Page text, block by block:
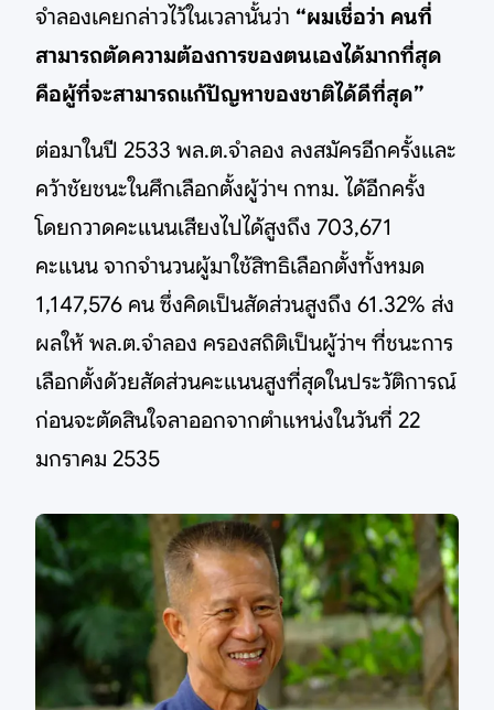
จำลองเคยกล่าวไว้ในเวลานั้นว่า “ผมเชื่อว่า คนที่
สามารถตัดความต้องการของตนเองได้มากที่สุด
คือผู้ที่จะสามารถแก้ปัญหาของชาติได้ดีที่สุด”
ต่อมาในปี 2533 พล.ต.จำลอง ลงสมัครอีกครั้งและ
คว้าชัยชนะในศึกเลือกตั้งผู้ว่าฯ กทม. ได้อีกครั้ง
โดยกวาดคะแนนเสียงไปได้สูงถึง 703,671
คะแนน จากจำนวนผู้มาใช้สิทธิเลือกตั้งทั้งหมด
1,147,576 คน ซึ่งคิดเป็นสัดส่วนสูงถึง 61.32% ส่ง
ผลให้ พล.ต.จำลอง ครองสถิติเป็นผู้ว่าฯ ที่ชนะการ
เลือกตั้งด้วยสัดส่วนคะแนนสูงที่สุดในประวัติการณ์
ก่อนจะตัดสินใจลาออกจากตำแหน่งในวันที่ 22
มกราคม 2535